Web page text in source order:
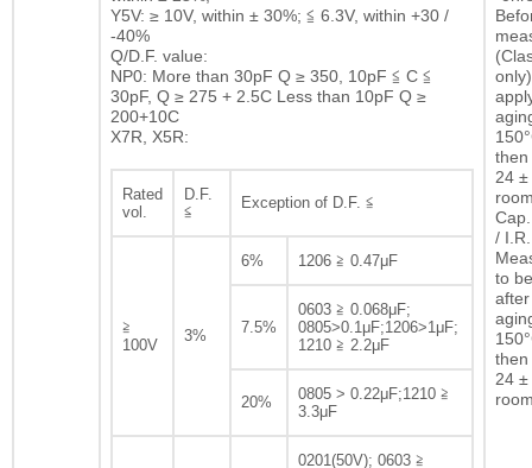
Y5V: ≥ 10V, within ± 30%; ≦ 6.3V, within +30 /
-40%
Q/D.F. value:
NP0: More than 30pF Q ≥ 350, 10pF ≦ C ≦
30pF, Q ≥ 275 + 2.5C Less than 10pF Q ≥
200+10C
X7R, X5R:
Rated
vol.
D.F.
≦
Exception of D.F. ≦
≧
100V
3%
6% 1206 ≧ 0.47μF
7.5%
0603 ≧ 0.068μF;
0805>0.1μF;1206>1μF;
1210 ≧ 2.2μF
20%
0805 > 0.22μF;1210 ≧
3.3μF
0201(50V); 0603 ≧
then
24 ±
/ I.R.
to
then
24 ±